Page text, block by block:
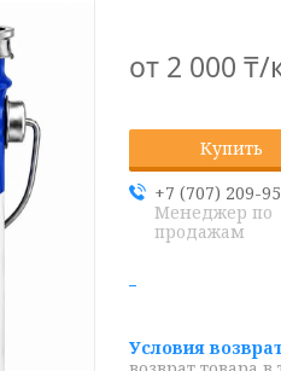
от 2 000 ₸/
Купить
+7 (707) 209-
Менеджер по
продажам